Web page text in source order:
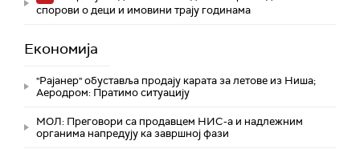
спорови о деци и имовини трају годинама
Економија
"Рајанер" обуставља продају карата за летове из Ниша;
Аеродром: Пратимо ситуацију
МОЛ: Преговори са продавцем НИС-а и надлежним
органима напредују ка завршној фази